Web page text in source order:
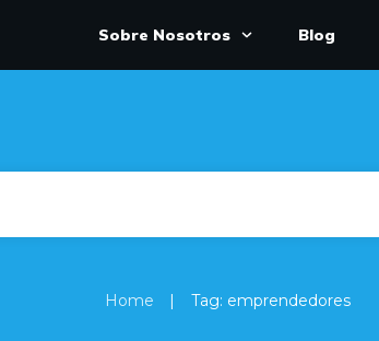
Sobre Nosotros Blog
Home | Tag: emprendedores